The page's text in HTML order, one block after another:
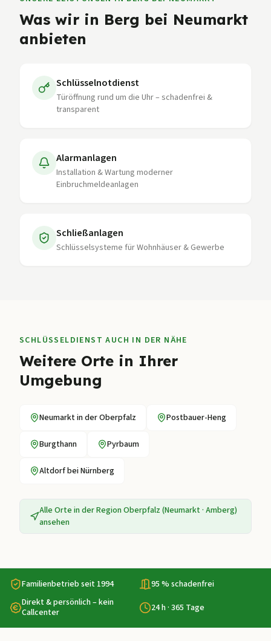
Was wir in Berg bei Neumarkt
anbieten
Schlüsselnotdienst
Türöffnung rund um die Uhr – schadenfrei &
transparent
Alarmanlagen
Installation & Wartung moderner
Einbruchmeldeanlagen
Schließanlagen
Schlüsselsysteme für Wohnhäuser & Gewerbe
SCHLÜSSELDIENST AUCH IN DER NÄHE
Weitere Orte in Ihrer
Umgebung
Neumarkt in der Oberpfalz Postbauer-Heng
Burgthann Pyrbaum
Altdorf bei Nürnberg
Alle Orte in der Region Oberpfalz (Neumarkt · Amberg)
ansehen
Familienbetrieb seit 1994
95 % schadenfrei
Direkt & persönlich – kein
Callcenter
24 h · 365 Tage